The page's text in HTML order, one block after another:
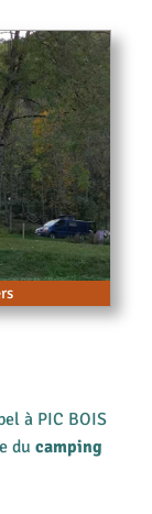
à PIC BOIS
du camping